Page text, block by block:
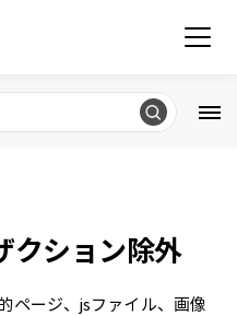
クション除外
ページ、jsファイル、画像